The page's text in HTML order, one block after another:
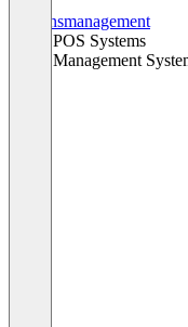
Wissensmanagement
Retail POS Systems
Retail Management